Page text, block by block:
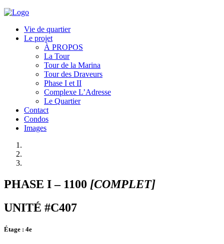
Vie de quartier
Le projet
À PROPOS
La Tour
Tour de la Marina
Tour des Draveurs
Phase I et II
Complexe L’Adresse
Le Quartier
Contact
Condos
Images
PHASE I – 1100 [COMPLET]
UNITÉ #C407
Étage : 4e